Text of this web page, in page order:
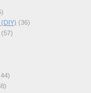
(36)
(57)